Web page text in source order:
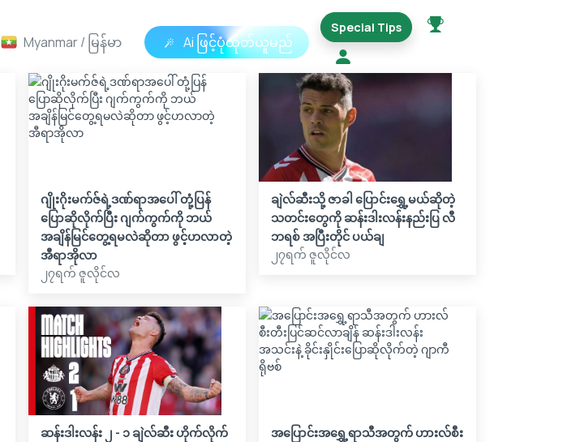
Myanmar / မြန်မာ Ai ဖြင့်ပုံထုတ်ယူမည်
Special Tips
ဂျိုးဂိုးမက်ဇ်ရဲ့ဒဏ်ရာအပေါ် တုံ့ပြန်
ပြောဆိုလိုက်ပြီး ဂျက်ကွက်ကို ဘယ်
အချိန်မြင်တွေ့ရမလဲဆိုတာ ဖွင့်ဟလာတဲ့
အီရာအိုလာ
၂၇ရက် ဇူလိုင်လ
ချဲလ်ဆီးသို့ ဇာခါ ပြောင်းရွှေ့မယ်ဆိုတဲ့
သတင်းတွေကို ဆန်းဒါးလန်းနည်းပြ လီ
ဘရစ် အပြီးတိုင် ပယ်ချ
၂၇ရက် ဇူလိုင်လ
ဆန်းဒါးလန်း ၂ - ၁ ချဲလ်ဆီး ဟိုက်လိုက်
အပြောင်းအရွှေ့ရာသီအတွက် ဟားလ်စီး